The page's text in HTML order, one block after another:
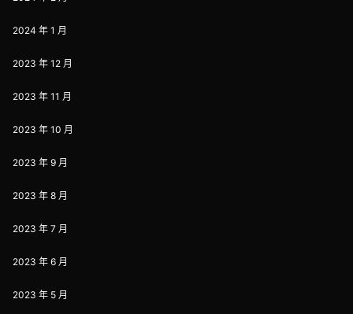
2024 年 1 月
2023 年 12 月
2023 年 11 月
2023 年 10 月
2023 年 9 月
2023 年 8 月
2023 年 7 月
2023 年 6 月
2023 年 5 月